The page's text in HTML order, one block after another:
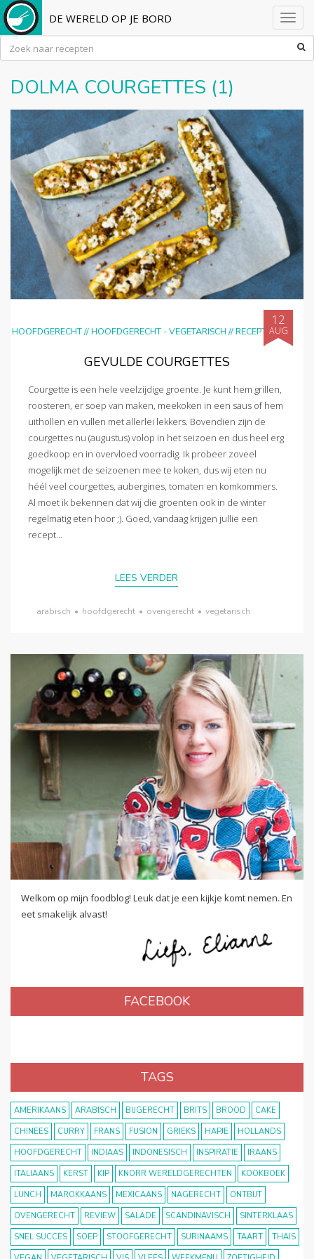
DE WERELD OP JE BORD
DOLMA COURGETTES (1)
HOOFDGERECHT//HOOFDGERECHT - VEGETARISCH //RECEPTEN
12
AUG
GEVULDE COURGETTES
Courgette is een hele veelzijdige groente. Je kunt hem grillen,
roosteren, er soep van maken, meekoken in een saus of hem
uithollen en vullen met allerlei lekkers. Bovendien zijn de
courgettes nu (augustus) volop in het seizoen en dus heel erg
goedkoop en in overvloed voorradig. Ik probeer zoveel
mogelijk met de seizoenen mee te koken, dus wij eten nu
héél veel courgettes, aubergines, tomaten en komkommers.
Al moet ik bekennen dat wij die groenten ook in de winter
regelmatig eten hoor ;). Goed, vandaag krijgen jullie een
recept...
LEES VERDER
arabisch • hoofdgerecht • ovengerecht • vegetarisch
Welkom op mijn foodblog! Leuk dat je een kijkje komt nemen. En
eet smakelijk alvast!
FACEBOOK
TAGS
AMERIKAANS ARABISCH BIJGERECHT BRITS BROOD
CAKE
CHINEES
CURRY FRANS FUSION GRIEKS HAPJE
HOLLANDS
HOOFDGERECHT
INDIAAS INDONESISCH INSPIRATIE
IRAANS
ITALIAANS
KERST KIP KNORR WERELDGERECHTEN
KOOKBOEK
LUNCH
MAROKKAANS MEXICAANS NAGERECHT
ONTBIJT
OVENGERECHT
REVIEW SALADE SCANDINAVISCH
SINTERKLAAS
SNEL SUCCES
SOEP STOOFGERECHT SURINAAMS TAART
THAIS